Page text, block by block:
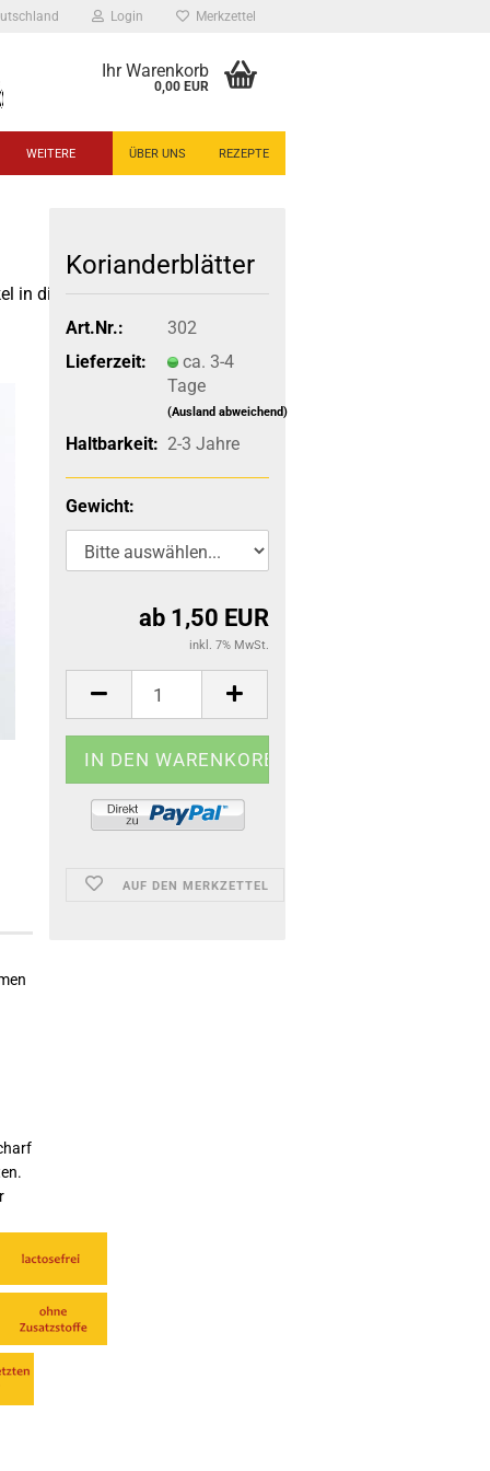
Login Merkzettel
Ihr Warenkorb
0,00 EUR
ÜBER UNS REZEPTE
WEITERE
in dieser Kategorie
Korianderblätter
Art.Nr.:
302
Lieferzeit:
ca. 3-4
Tage
(Ausland abweichend)
Haltbarkeit: 2-3 Jahre
Gewicht:
ab 1,50 EUR
inkl. 7% MwSt.
AUF DEN MERKZETTEL